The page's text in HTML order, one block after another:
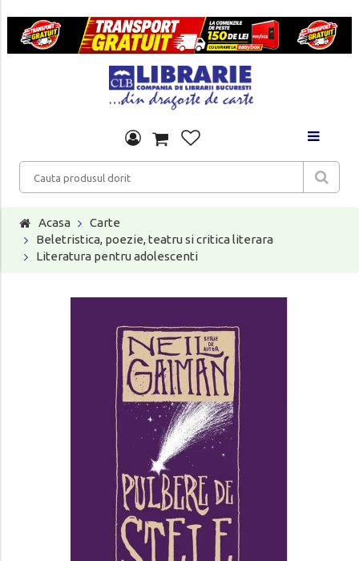
Acasa
Carte
Beletristica, poezie, teatru si critica literara
Literatura pentru adolescenti